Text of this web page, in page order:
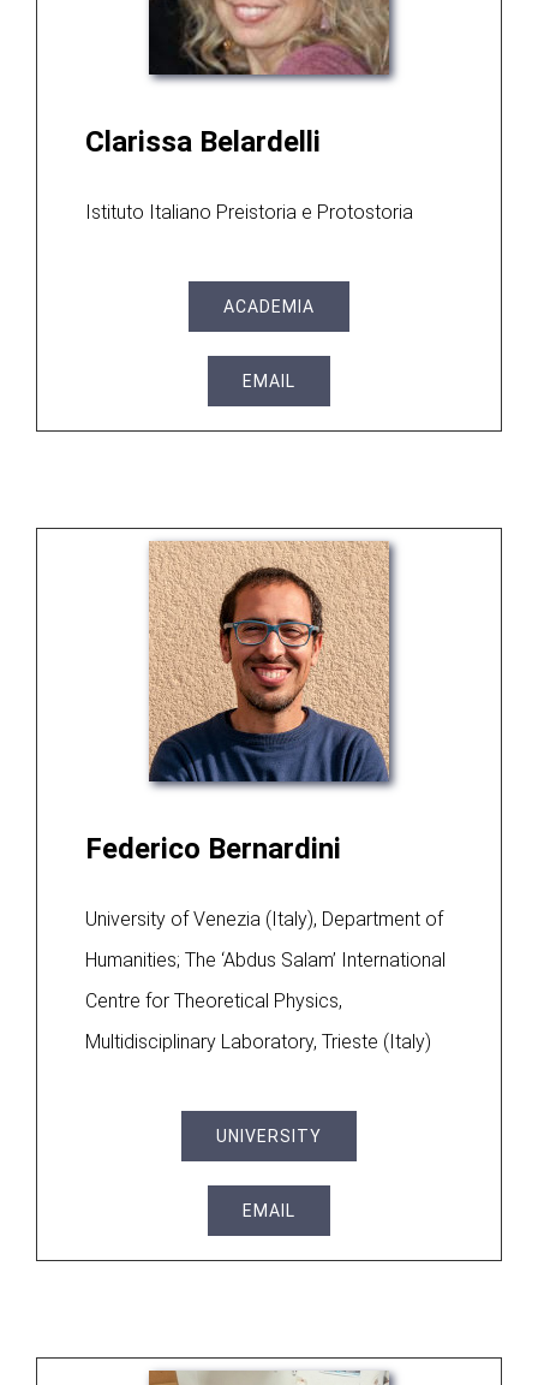
Clarissa Belardelli
Istituto Italiano Preistoria e Protostoria
ACADEMIA
EMAIL
Federico Bernardini
University of Venezia (Italy), Department of
Humanities; The ‘Abdus Salam’ International
Centre for Theoretical Physics,
Multidisciplinary Laboratory, Trieste (Italy)
UNIVERSITY
EMAIL